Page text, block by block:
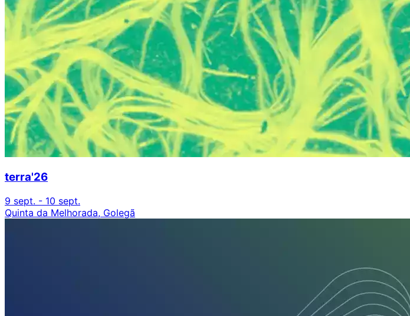
terra'26
9 sept. - 10 sept.
Quinta da Melhorada, Golegã